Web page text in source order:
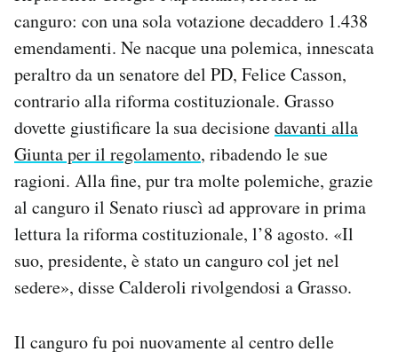
canguro: con una sola votazione decaddero 1.438
emendamenti. Ne nacque una polemica, innescata
peraltro da un senatore del PD, Felice Casson,
contrario alla riforma costituzionale. Grasso
dovette giustificare la sua decisionedavanti alla
Giunta per il regolamento, ribadendo le sue
ragioni. Alla fine, pur tra molte polemiche, grazie
al canguro il Senato riuscì ad approvare in prima
lettura la riforma costituzionale, l’8 agosto. «Il
suo, presidente, è stato un canguro col jet nel
sedere», disse Calderoli rivolgendosi a Grasso.
Il canguro fu poi nuovamente al centro delle